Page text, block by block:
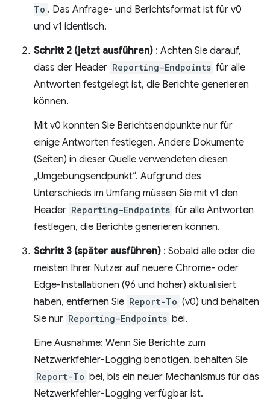
To . Das Anfrage- und Berichtsformat ist für v0
und v1 identisch.
Schritt 2 (jetzt ausführen) : Achten Sie darauf,
dass der Header Reporting-Endpoints für alle
Antworten festgelegt ist, die Berichte generieren
können.
Mit v0 konnten Sie Berichtsendpunkte nur für
einige Antworten festlegen. Andere Dokumente
(Seiten) in dieser Quelle verwendeten diesen
„Umgebungsendpunkt“. Aufgrund des
Unterschieds im Umfang müssen Sie mit v1 den
Header Reporting-Endpoints für alle Antworten
festlegen, die Berichte generieren können.
Schritt 3 (später ausführen) : Sobald alle oder die
meisten Ihrer Nutzer auf neuere Chrome- oder
Edge-Installationen (96 und höher) aktualisiert
haben, entfernen Sie Report-To (v0) und behalten
Sie nur Reporting-Endpoints bei.
Eine Ausnahme: Wenn Sie Berichte zum
Netzwerkfehler-Logging benötigen, behalten Sie
Report-To bei, bis ein neuer Mechanismus für das
Netzwerkfehler-Logging verfügbar ist.